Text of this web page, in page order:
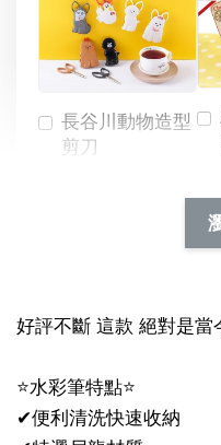
長谷川動物造型
剪刀
好評不斷 這款 絕對是當
⭐️水彩筆特點⭐️
✔便利清洗快速收納